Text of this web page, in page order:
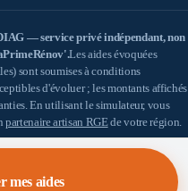
— service privé indépendant, non
Les aides évoquées
sont soumises à conditions
d'évoluer ; les montants affichés
En utilisant le simulateur, vous
partenaire artisan RGEde votre région.
933 353 00010 — Siège : 18 allée
— Médiateur de la
mes aides